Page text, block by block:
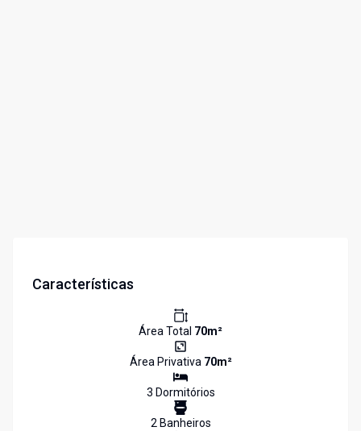
Características
Área Total 70m²
Área Privativa 70m²
3 Dormitórios
2Banheiros